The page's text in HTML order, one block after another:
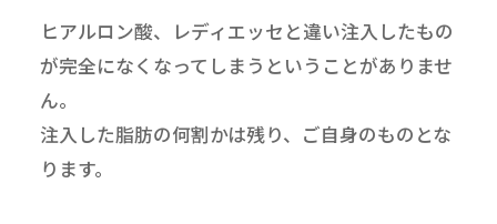
ヒアルロン酸、レディエッセと違い注入したもの
が完全になくなってしまうということがありませ
ん。
注入した脂肪の何割かは残り、ご自身のものとな
ります。